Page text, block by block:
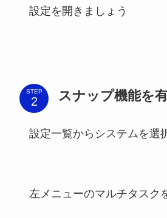
設定を開きましょう
STEP スナップ機能を
設定一覧から システム を選
左メニューのマルチタスク